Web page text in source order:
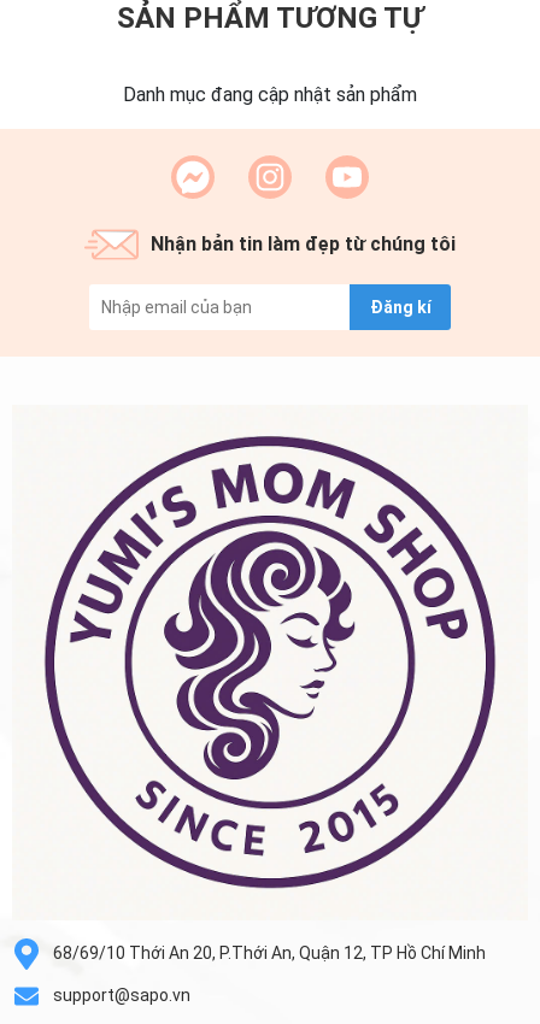
SẢN PHẨM TƯƠNG TỰ
Danh mục đang cập nhật sản phẩm
Nhận bản tin làm đẹp từ chúng tôi
Đăng kí
68/69/10 Thới An 20, P.Thới An, Quận 12, TP Hồ Chí Minh
support@sapo.vn